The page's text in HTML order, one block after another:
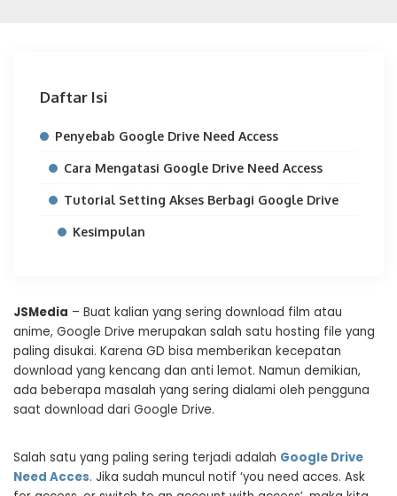
Daftar Isi
Penyebab Google Drive Need Access
Cara Mengatasi Google Drive Need Access
Tutorial Setting Akses Berbagi Google Drive
Kesimpulan
JSMedia – Buat kalian yang sering download film atau
anime, Google Drive merupakan salah satu hosting file yang
paling disukai. Karena GD bisa memberikan kecepatan
download yang kencang dan anti lemot. Namun demikian,
ada beberapa masalah yang sering dialami oleh pengguna
saat download dari Google Drive.
Salah satu yang paling sering terjadi adalah Google Drive
Need Acces. Jika sudah muncul notif ‘you need acces. Ask